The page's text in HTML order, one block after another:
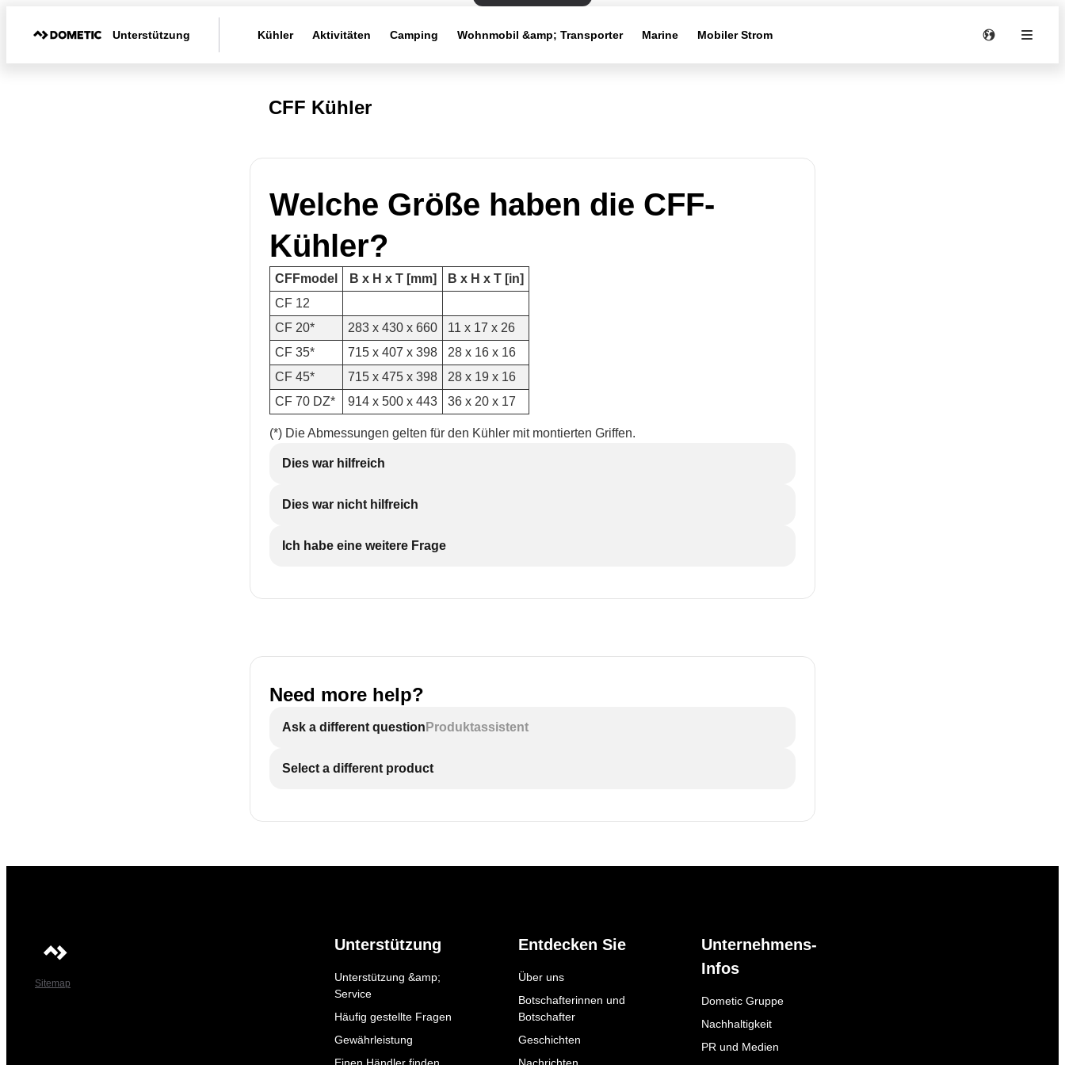
Unterstützung Kühler Aktivitäten Camping Wohnmobil &amp; Transporter Marine Mobiler Strom
CFF Kühler
Welche Größe haben die CFF-
Kühler?
CFFmodel B x H x T [mm]
B x H x T [in]
CF 12
CF 20*
283 x 430 x 660
11 x 17 x 26
CF 35*
715 x 407 x 398
28 x 16 x 16
CF 45*
715 x 475 x 398
28 x 19 x 16
CF 70 DZ*
914 x 500 x 443 36 x 20 x 17
(*) Die Abmessungen gelten für den Kühler mit montierten Griffen.
Dies war hilfreich
Dies war nicht hilfreich
Ich habe eine weitere Frage
Need more help?
Ask a different question Produktassistent
Select a different product
Sitemap
Unterstützung
Unterstützung &amp;
Service
Häufig gestellte Fragen
Gewährleistung
Entdecken Sie
Über uns
Botschafterinnen und
Botschafter
Geschichten
Unternehmens-
Infos
Dometic Gruppe
Nachhaltigkeit
PR und Medien